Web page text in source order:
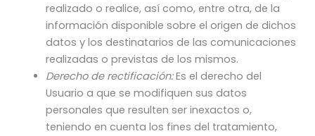
realizado o realice, así como, entre otra, de la
información disponible sobre el origen de dichos
datos y los destinatarios de las comunicaciones
realizadas o previstas de los mismos.
Derecho de rectificación:Es el derecho del
Usuario a que se modifiquen sus datos
personales que resulten ser inexactos o,
teniendo en cuenta los fines del tratamiento,